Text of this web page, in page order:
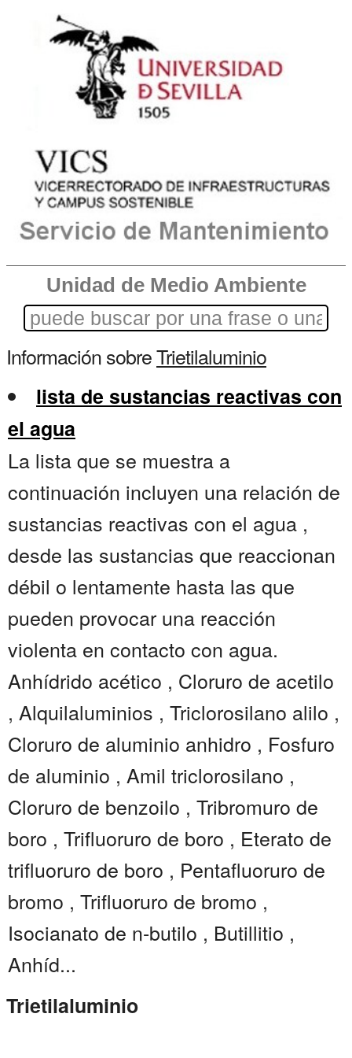
Unidad de Medio Ambiente
Información sobreTrietilaluminio
lista de sustancias reactivas con
el agua
La lista que se muestra a
continuación incluyen una relación de
sustancias reactivas con el agua ,
desde las sustancias que reaccionan
débil o lentamente hasta las que
pueden provocar una reacción
violenta en contacto con agua.
Anhídrido acético , Cloruro de acetilo
, Alquilaluminios , Triclorosilano alilo ,
Cloruro de aluminio anhidro , Fosfuro
de aluminio , Amil triclorosilano ,
Cloruro de benzoilo , Tribromuro de
boro , Trifluoruro de boro , Eterato de
trifluoruro de boro , Pentafluoruro de
bromo , Trifluoruro de bromo ,
Isocianato de n-butilo , Butillitio ,
Anhíd...
Trietilaluminio